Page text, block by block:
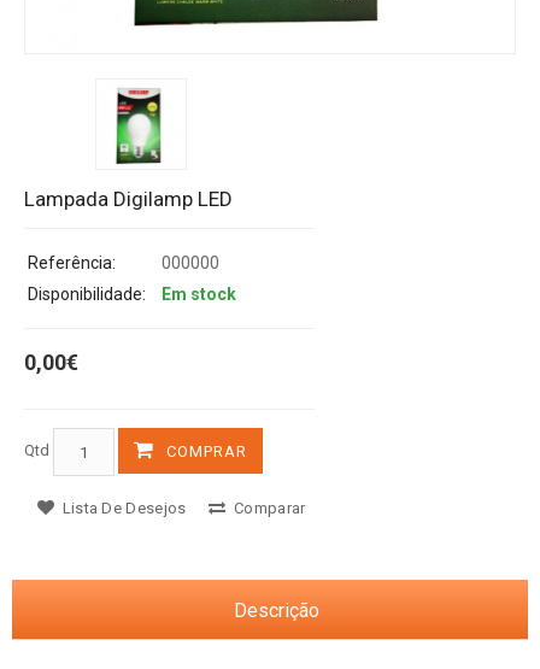
Lampada Digilamp LED
Referência:
000000
Disponibilidade:
Em stock
0,00€
Qtd COMPRAR
Lista De Desejos Comparar
Descrição